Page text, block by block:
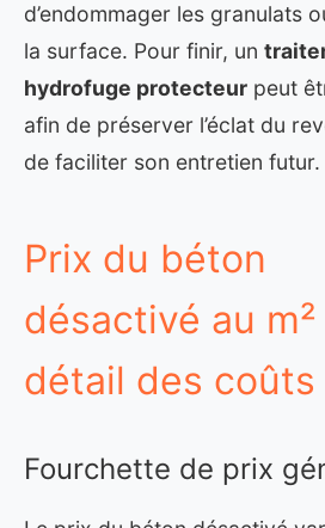
d’endommager les granulats
la surface. Pour finir, un
hydrofuge protecteur peut
afin de préserver l’éclat du
de faciliter son entretien futur.
Prix du béton
désactivé au m²
détail des coûts
Fourchette de prix